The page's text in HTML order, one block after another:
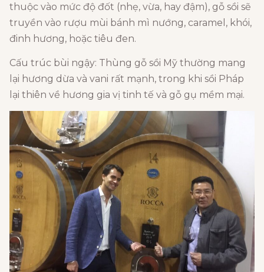
thuộc vào mức độ đốt (nhẹ, vừa, hay đậm), gỗ sồi sẽ
truyền vào rượu mùi bánh mì nướng, caramel, khói,
đinh hương, hoặc tiêu đen.
Cấu trúc bùi ngậy: Thùng gỗ sồi Mỹ thường mang
lại hương dừa và vani rất mạnh, trong khi sồi Pháp
lại thiên về hương gia vị tinh tế và gỗ gụ mềm mại.